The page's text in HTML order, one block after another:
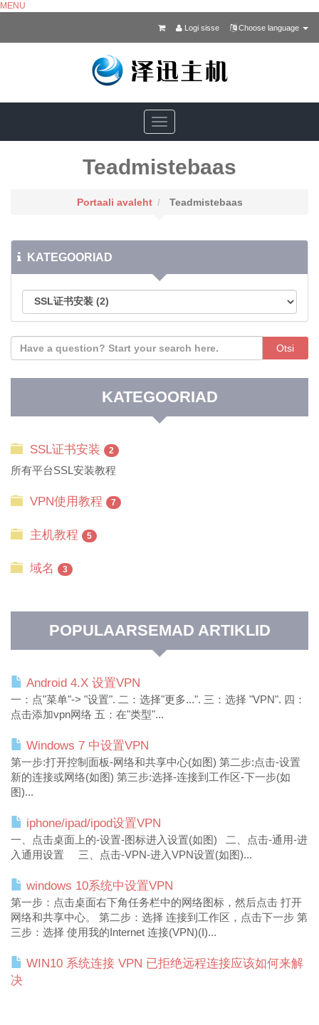
MENU
Choose language
Logi sisse
Toggle
navigation
Teadmistebaas
Portaali avaleht Teadmistebaas
KATEGOORIAD
KATEGOORIAD
SSL证书安装 2
所有平台SSL安装教程
VPN使用教程 7
主机教程 5
域名 3
POPULAARSEMAD ARTIKLID
Android 4.X 设置VPN
一：点"菜单"-> "设置". 二：选择"更多...". 三：选择 "VPN". 四：
点击添加vpn网络 五：在"类型"...
Windows 7 中设置VPN
第一步:打开控制面板-网络和共享中心(如图) 第二步:点击-设置
新的连接或网络(如图) 第三步:选择-连接到工作区-下一步(如
图)...
iphone/ipad/ipod设置VPN
一、点击桌面上的-设置-图标进入设置(如图) 二、点击-通用-进
入通用设置 三、点击-VPN-进入VPN设置(如图)...
windows 10系统中设置VPN
第一步：点击桌面右下角任务栏中的网络图标，然后点击 打开
网络和共享中心。 第二步：选择 连接到工作区，点击下一步 第
三步：选择 使用我的Internet 连接(VPN)(I)...
WIN10 系统连接 VPN 已拒绝远程连接应该如何来解
决